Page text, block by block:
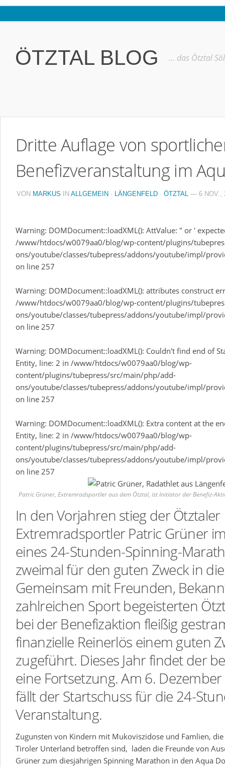
Ötztal
Interviews
Kostenloser Bustransfer ins Gletscherskigebiet von Sölden
Kontakt
Datenschutzerklärung
ÖTZTAL BLOG … das Ötztal
Dritte Auflage von
Benefizveranstaltung im
VON MARKUS IN ALLGEMEIN · LÄNGENFELD · ÖTZTAL — 6 NOV.,
Warning: DOMDocument::loadXML(): AttValue: " or '
/www/htdocs/w0079aa0/blog/wp-content/plugins/
ons/youtube/classes/tubepress/addons/youtube/impl/
on line 257
Warning: DOMDocument::loadXML(): attributes construct
/www/htdocs/w0079aa0/blog/wp-content/plugins/
ons/youtube/classes/tubepress/addons/youtube/impl/
on line 257
Warning: DOMDocument::loadXML(): Couldn't find end of
Entity, line: 2 in /www/htdocs/w0079aa0/blog/wp-
content/plugins/tubepress/src/main/php/add-
ons/youtube/classes/tubepress/addons/youtube/impl/
on line 257
Warning: DOMDocument::loadXML(): Extra content at the
Entity, line: 2 in /www/htdocs/w0079aa0/blog/wp-
content/plugins/tubepress/src/main/php/add-
ons/youtube/classes/tubepress/addons/youtube/impl/
on line 257
Patric Grüner, Extremradsportler aus dem Ötztal, ist Initiator der Benefiz-
In den Vorjahren stieg der Ötztaler
Extremradsportler Patric Grüner
eines 24-Stunden-Spinning-
zweimal für den guten Zweck in
Gemeinsam mit Freunden,
zahlreichen Sport begeisterten
bei der Benefizaktion fleißig
finanzielle Reinerlös einem guten
zugeführt. Dieses Jahr findet der
eine Fortsetzung. Am 6.
fällt der Startschuss für die 24-
Veranstaltung.
Zugunsten von Kindern mit Mukoviszidose und Famlien,
Tiroler Unterland betroffen sind, laden die Freunde von
Grüner zum diesjährigen Spinning Marathon in den Aqua